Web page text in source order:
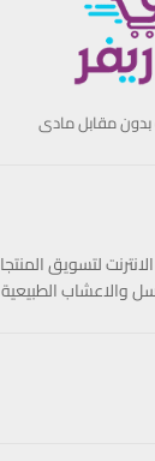
مقابل مادى
والاعشاب الطبيعية